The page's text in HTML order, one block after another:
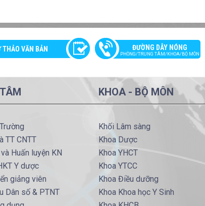
THẢO VĂN BẢN ĐƯỜNG DÂY NÓNG
PHÒNG/TRUNG TÂM/KHOA/BỘ MÔN
TT CNTT
Huấn luyện KN
Y dược
giảng viên
Dân số & PTNT
KHOA - BỘ MÔN
Khối Lâm sàng
Khoa Dược
Khoa YHCT
Khoa YTCC
Khoa Điều dưỡng
Khoa Khoa học Y Sinh